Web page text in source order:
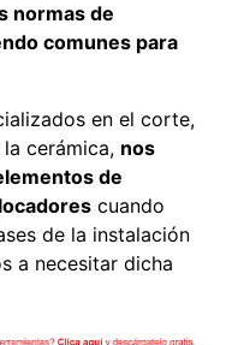
normas de
comunes para
en el corte,
cerámica, nos
de
cuando
de la instalación
a necesitar dicha